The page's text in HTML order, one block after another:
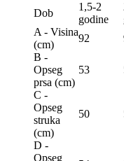
Dob
1,5-2
godine
A - Visina
(сm)
92
B -
Opseg
prsa (сm)
53
C -
Opseg
struka
(сm)
50
D -
Opseg